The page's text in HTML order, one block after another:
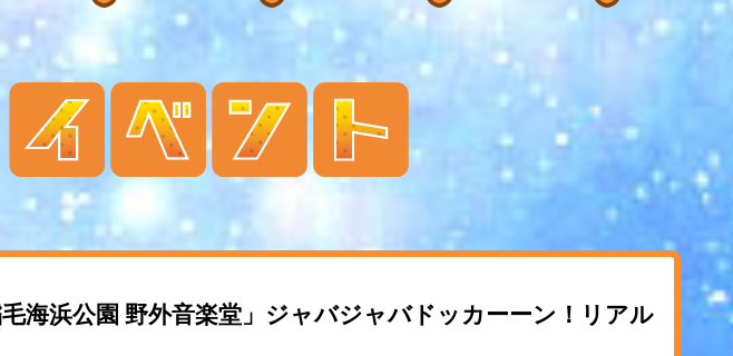
海浜公園 野外音楽堂」ジャバジャバドッカーーン！リアル